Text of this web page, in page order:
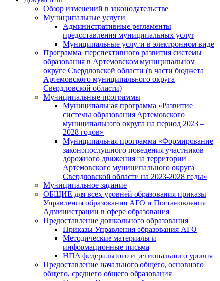
Обзор изменений в законодательстве
Муниципальные услуги
Административные регламенты
предоставления муниципальных услуг
Муниципальные услуги в электронном виде
Программа перспективного развития системы
образования в Артемовском муниципальном
округе Свердловской области (в части бюджета
Артемовского муниципального округа
Свердловской области)
Муниципальные программы
Муниципальная программа «Развитие
системы образования Артемовского
муниципального округа на период 2023 –
2028 годов»
Муниципальная программа «Формирование
законопослушного поведения участников
дорожного движения на территории
Артемовского муниципального округа
Свердловской области на 2023-2028 годы»
Муниципальное задание
ОБЩИЕ для всех уровней образования приказы
Управления образования АГО и Постановления
Администрации в сфере образования
Предоставление дошкольного образования
Приказы Управления образования АГО
Методические материалы и
информационные письма
НПА федерального и регионального уровня
Предоставление начального общего, основного
общего, среднего общего образования